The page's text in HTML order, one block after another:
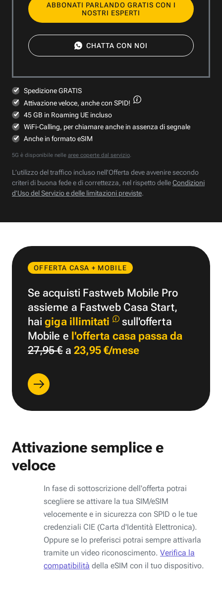
ABBONATI PARLANDO GRATIS CON I
NOSTRI ESPERTI
CHATTA CON NOI
Spedizione GRATIS
Attivazione veloce, anche con SPID!
45 GB in Roaming UE incluso
WiFi-Calling, per chiamare anche in assenza di segnale
Anche in formato eSIM
5G è disponibile nelle aree coperte dal servizio.
L’utilizzo del traffico incluso nell’Offerta deve avvenire secondo
criteri di buona fede e di correttezza, nel rispetto delleCondizioni
d’Uso del Servizio e delle limitazioni previste.
OFFERTA CASA + MOBILE
Se acquisti Fastweb Mobile Pro
assieme a Fastweb Casa Start,
haigiga illimitati
sull'offerta
Mobile e l'offerta casa passa da
27,95 €a 23,95 €/mese
Attivazione semplice e
veloce
In fase di sottoscrizione dell'offerta potrai
scegliere se attivare la tua SIM/eSIM
velocemente e in sicurezza con SPID o le tue
credenziali CIE (Carta d'Identità Elettronica).
Oppure se lo preferisci potrai sempre attivarla
tramite un video riconoscimento. Verifica la
compatibilità della eSIM con il tuo dispositivo.